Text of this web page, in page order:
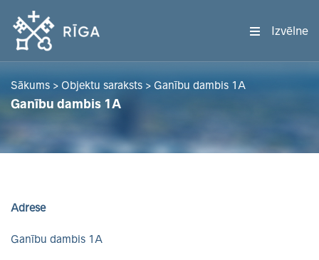
Izvēlne
Sākums > Objektu saraksts > Ganību dambis 1A
Ganību dambis 1A
Adrese
Ganību dambis 1A